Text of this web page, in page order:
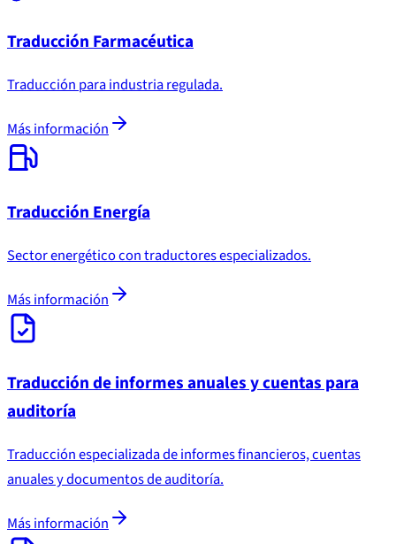
Traducción Farmacéutica
Traducción para industria regulada.
Más información
Traducción Energía
Sector energético con traductores especializados.
Más información
Traducción de informes anuales y cuentas para
auditoría
Traducción especializada de informes financieros, cuentas
anuales y documentos de auditoría.
Más información